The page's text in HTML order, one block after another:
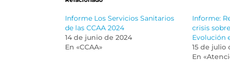
Informe Los Servicios Sanitarios
de las CCAA 2024
14 de junio de 2024
En «CCAA»
Informe:
crisis
Evolución
15 de julio
En